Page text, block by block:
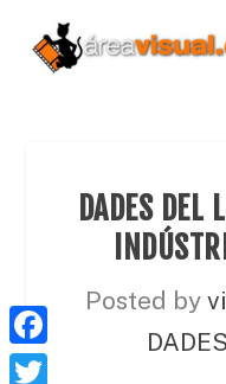
DADES DEL
Posted by
DADES
F